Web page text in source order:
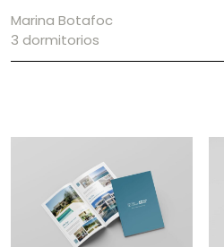
Marina Botafoc
3 dormitorios